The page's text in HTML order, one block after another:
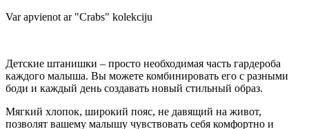
Var apvienot ar "Crabs" kolekciju
Детские штанишки – просто необходимая часть гардероба
каждого малыша. Вы можете комбинировать его с разными
боди и каждый день создавать новый стильный образ.
Мягкий хлопок, широкий пояс, не давящий на живот,
позволят вашему малышу чувствовать себя комфортно и